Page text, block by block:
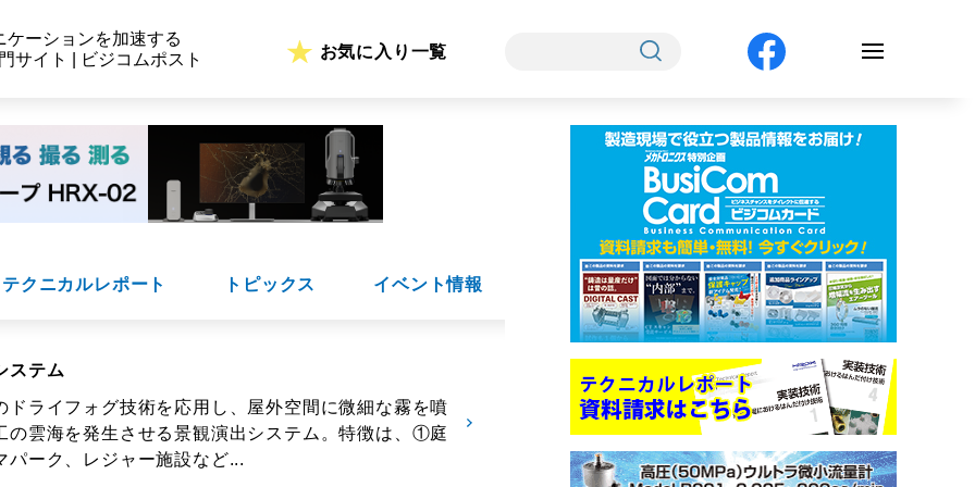
ケーションを加速する
サイト | ビジコムポスト
お気に入り一覧
テクニカルレポート トピックス イベント情報
ステム
ドライフォグ技術を応用し、屋外空間に微細な霧を噴
の雲海を発生させる景観演出システム。特徴は、①庭
パーク、レジャー施設など...